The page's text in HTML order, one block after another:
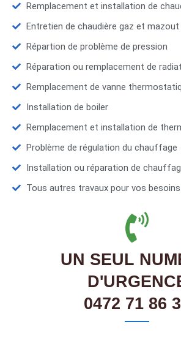
Remplacement et installation de
Entretien de chaudière gaz et mazout
Répartion de problème de pression
Réparation ou remplacement de
Remplacement de vanne
Installation de boiler
Remplacement et installation de
Problème de régulation du chauffage
Installation ou réparation de
Tous autres travaux pour vos
UN SEUL
0472 71 86